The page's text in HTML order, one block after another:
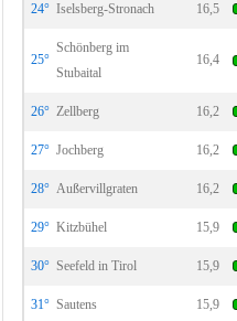
24° Iselsberg-Stronach 16,5
25°
Schönberg im
Stubaital
16,4
26° Zellberg 16,2
27° Jochberg 16,2
28° Außervillgraten 16,2
29° Kitzbühel 15,9
30° Seefeld in Tirol 15,9
31° Sautens 15,9